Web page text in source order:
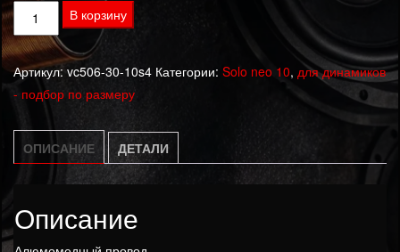
Количество
товара
Катушка
50.6
30-
4ом
алюмомедь
В корзину
Артикул: vc506-30-10s4 Категории: Solo neo 10, для динамиков
- подбор по размеру
ОПИСАНИЕ ДЕТАЛИ
Описание